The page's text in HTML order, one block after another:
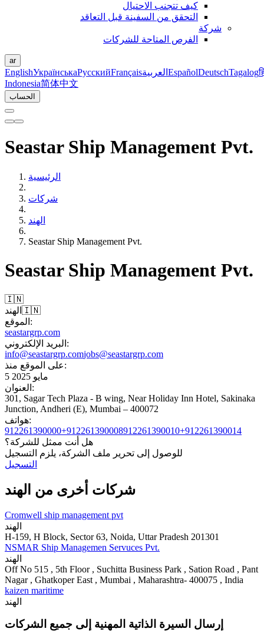
كيف تتجنب الاحتيال
التحقق من السفينة قبل التعاقد
شركة
الفرص المتاحة للشركات
ar
EnglishУкраїнськаРусскийFrançaisالعربية EspañolDeutschTagalog
Indonesia简体中文
الحساب
Seastar Ship Management Pvt.
الرئيسية
شركات
الهند
Seastar Ship Management Pvt.
Seastar Ship Management Pvt.
🇮🇳
الهند 🇮🇳
الموقع:
seastargrp.com
البريد الإلكتروني:
info@seastargrp.comjobs@seastargrp.com
على الموقع منذ:
5 مايو 2025
العنوان:
301, Sagar Tech Plaza - B wing, Near Holiday Inn Hotel, Sakinaka
Junction, Andheri (E), Mumbai – 400072
هواتف:
912261390000+912261390008912261390010+912261390014
هل أنت ممثل للشركة؟
للوصول إلى تحرير ملف الشركة، يلزم التسجيل
التسجيل
شركات أخرى من الهند
Cromwell ship management pvt
الهند
H-159, H Block, Sector 63, Noida, Uttar Pradesh 201301
NSMAR Ship Managemen Servuces Pvt.
الهند
Off No 515 , 5th Floor , Suchitta Business Park , Sation Road , Pant
Nagar , Ghatkoper East , Mumbai , Maharashtra- 400075 , India
kaizen maritime
الهند
إرسال السيرة الذاتية المهنية إلى جميع الشركات